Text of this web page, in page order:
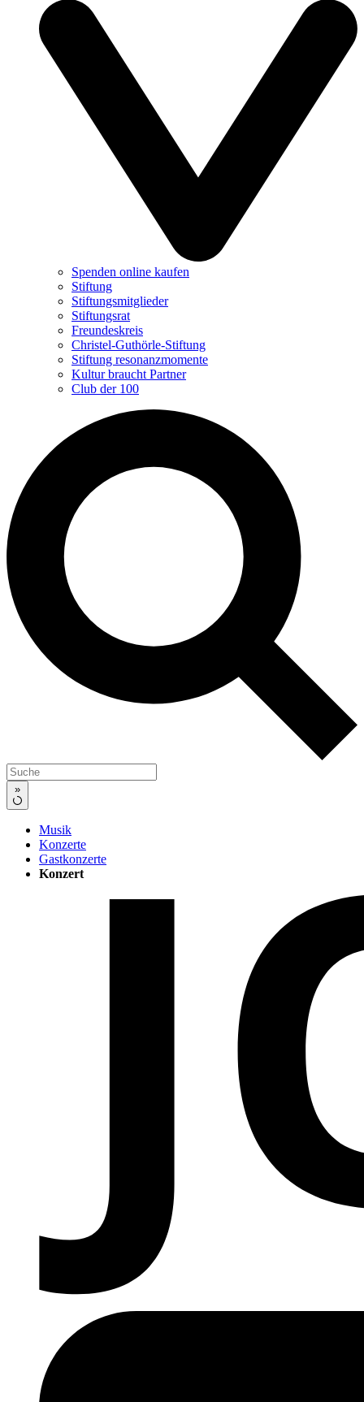
Spenden online kaufen
Stiftung
Stiftungsmitglieder
Stiftungsrat
Freundeskreis
Christel-Guthörle-Stiftung
Stiftung resonanzmomente
Kultur braucht Partner
Club der 100
»
Musik
Konzerte
Gastkonzerte
Konzert